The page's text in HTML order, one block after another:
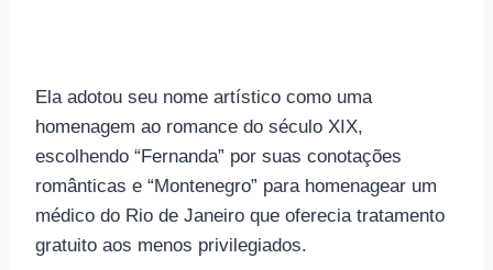
Ela adotou seu nome artístico como uma
homenagem ao romance do século XIX,
escolhendo “Fernanda” por suas conotações
românticas e “Montenegro” para homenagear um
médico do Rio de Janeiro que oferecia tratamento
gratuito aos menos privilegiados.